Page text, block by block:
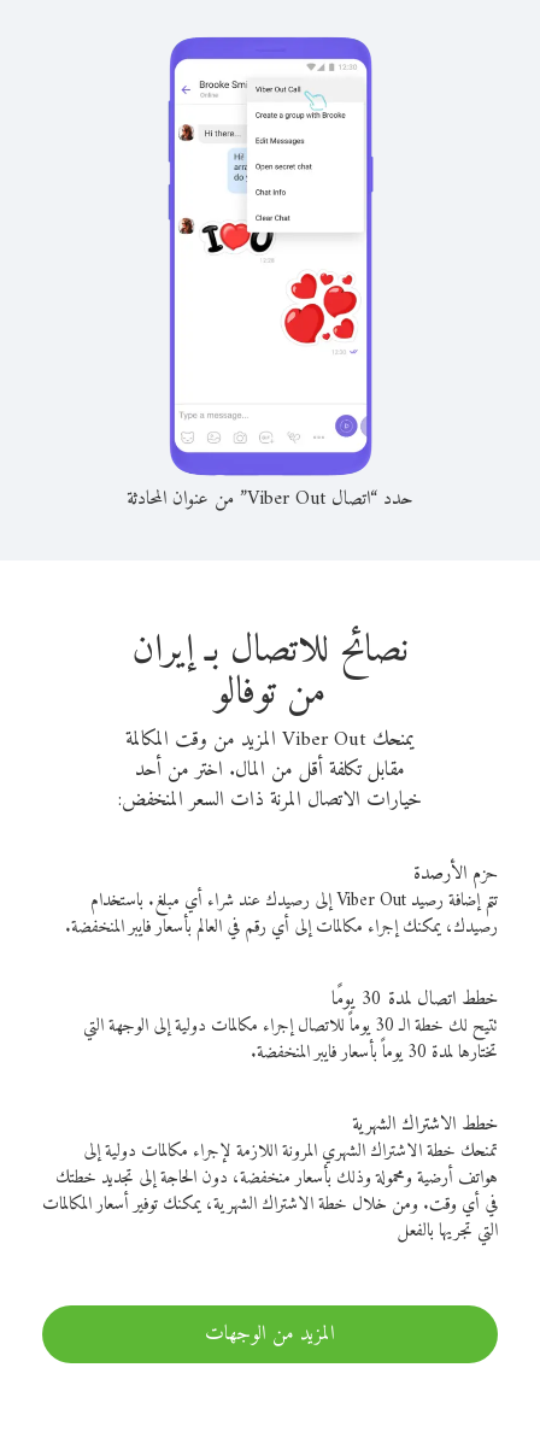
حدد “اتصال Viber Out” من عنوان المحادثة
نصائح للاتصال بـ إيران
من توفالو
يمنحك Viber Out المزيد من وقت المكالمة
مقابل تكلفة أقل من المال. اختر من أحد
خيارات الاتصال المرنة ذات السعر المنخفض:
حزم الأرصدة
تتم إضافة رصيد Viber Out إلى رصيدك عند شراء أي مبلغ. باستخدام
رصيدك، يمكنك إجراء مكالمات إلى أي رقم في العالم بأسعار فايبر المنخفضة.
خطط اتصال لمدة 30 يومًا
تتيح لك خطة الـ 30 يوماً للاتصال إجراء مكالمات دولية إلى الوجهة التي
تختارها لمدة 30 يوماً بأسعار فايبر المنخفضة.
خطط الاشتراك الشهرية
تمنحك خطة الاشتراك الشهري المرونة اللازمة لإجراء مكالمات دولية إلى
هواتف أرضية ومحمولة وذلك بأسعار منخفضة، دون الحاجة إلى تجديد خطتك
في أي وقت. ومن خلال خطة الاشتراك الشهرية، يمكنك توفير أسعار المكالمات
التي تجريها بالفعل
المزيد من الوجهات